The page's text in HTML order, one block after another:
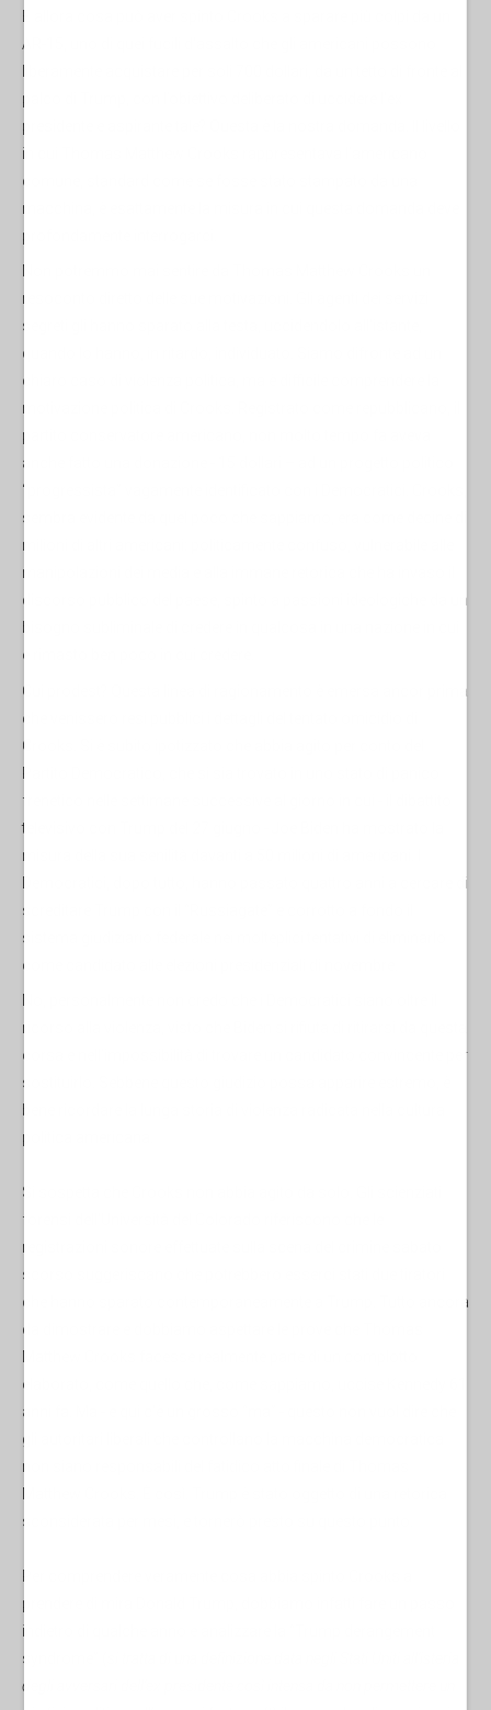
AR-15, uno di quei fucili d'assalto che gli americani possono
palco di Trump, con l’obiettivo deliberato di uccidere l'ex
presidente e aspirante tale? Questa è la nostra domanda. Il livello
in cui Thomas Matthew Crooks rappresentava l’americano
comune, standard come se fosse stato stampato da una
macchina, è esattamente la misura in cui questa domanda deve
profondamente interrogarci.
resoconto diretto delle sue motivazioni. Gli agenti dei servizi
segreti gli hanno sparato alla testa, uccidendolo all'istante,
quando lo hanno, in ritardo, individuato. Siamo difronte ad un
chiaro caso di violenza politica, ma è difficile comprendere la
motivazione politica di Crooks. Registrato come repubblicano, il
partito conservatore americano, non molto tempo fa aveva
anche fatto una donazione - 15 dollari – ad un progetto politico
“progressista” vagamente identificato con i Democratici. Crooks,
sembra evidente da quel poco che sappiamo, era come decine di
milioni di altri americani: politicamente confuso, vulnerabile alle
manipolazioni dei media e alla immane retorica che ha invaso il
discorso pubblico del paese, spinto a passioni ideologiche da un
è rimasto ben poco in cui credere.
Cui prodest? Questa linea di ragionamento è emersa ancor prima
che venissero resi pubblici i dettagli del tentato omicidio di
Crooks. Si è subito ipotizzato che abbia agito per conto del
frenetico nelle settimane successive al giorno in cui - il dibattito
televisivo con Trump del 27 giugno - Joe Biden ha mostrato la
misura della sua senilità davanti a 50 milioni di americani. I
Democratici, dopo tutto, hanno passato quattro anni a cercare di
screditare Trump con il “Russiagate” e corrotto a fondo il
sistema giudiziario federale nei molteplici tentativi di eliminarlo
come candidato alle elezioni presidenziali di novembre.
ricorso alla violenza, visto che Biden si rifiuta di ritirarsi da questa
corsa e nell’impossibilità di trovare un candidato convincente per
sostituirlo. Sebbene questo giudizio possa apparire estremo, è
politica americana.
Si sospetta che Crooks non abbia agito da solo. Gli scienziati
forensi dell'Università del Colorado riferiscono che le
registrazioni sonore effettuate sulla scena del crimine sabato
scorso suggeriscano che potrebbero esserci stati due tiratori
che hanno sparato contemporaneamente a Trump. Tutto ancora
da dimostrare e dobbiamo aspettare le prove che Thomas
elaborato, come quello che, come sappiamo, uccise Kennedy 61
anni fa. Ma - e qui c'è un grosso “ma” - questo non vuol dire che
gli autoritari liberali che controllano la macchina democratica
non siano responsabili del fatidico atto finale di Thomas
sconsiderata per mesi, e tornerò presto su questo punto.
prendere di mira Donald Trump, dobbiamo infatti fare un passo
indietro di qualche anno e analizzare la “Trump derangement
syndrome” (
degli avversari dell’ex presidente così intensa da non permettere un